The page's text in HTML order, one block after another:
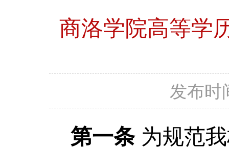
商洛学院高等学
发布时
第一条 为规范